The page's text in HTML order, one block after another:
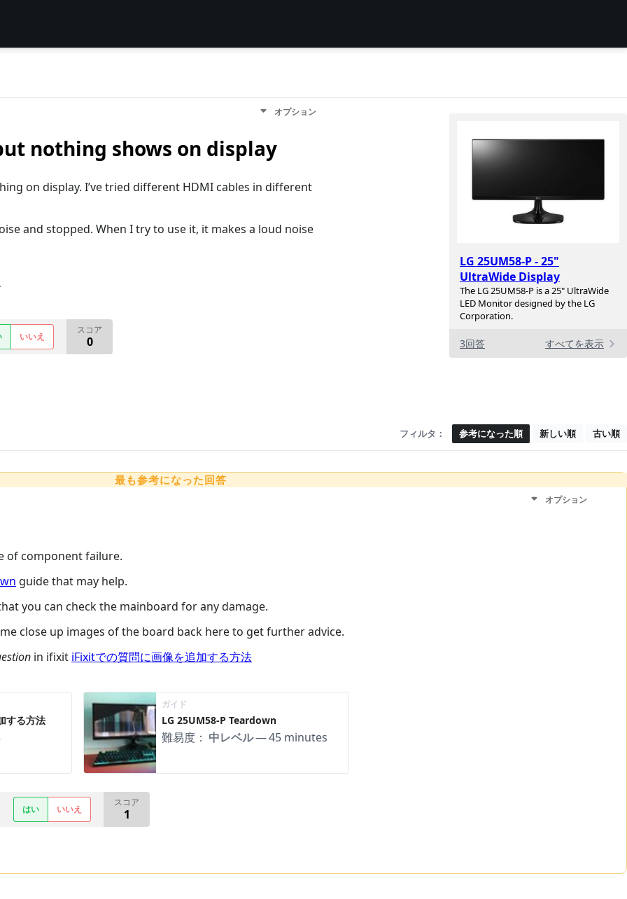
LG 25UM58-P - 25"
UltraWide Display
The LG 25UM58-P is a 25" UltraWide
LED Monitor designed by the LG
Corporation.
3回答 すべてを表示
オプション
nothing shows on display
on display. I’ve tried different HDMI cables in different
and stopped. When I try to use it, it makes a loud noise
いいえ
スコア
0
フィルタ： 参考になった順 新しい順 古い順
最も参考になった回答
オプション
of component failure.
guide that may help.
you can check the mainboard for any damage.
close up images of the board back here to get further advice.
in ifixit iFixitでの質問に画像を追加する方法
する方法
ガイド
LG 25UM58-P Teardown
難易度： 中レベル—45 minutes
はい いいえ
スコア
1